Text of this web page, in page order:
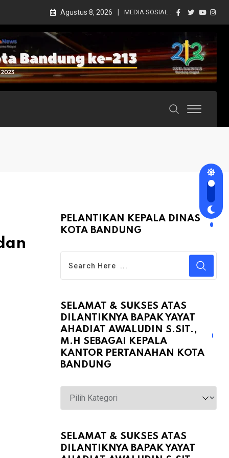
Agustus 8, 2026 MEDIA SOSIAL :
PELANTIKAN KEPALA DINAS
KOTA BANDUNG
SELAMAT & SUKSES ATAS
DILANTIKNYA BAPAK YAYAT
AHADIAT AWALUDIN S.SIT.,
M.H SEBAGAI KEPALA
KANTOR PERTANAHAN KOTA
BANDUNG
Selamat
&
atas
Dilantiknya
SELAMAT & SUKSES ATAS
DILANTIKNYA BAPAK YAYAT